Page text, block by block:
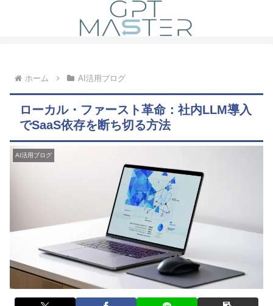
ホーム AI活用ブログ
ローカル・ファースト革命：社内LLM導入
でSaaS依存を断ち切る方法
AI活用ブログ